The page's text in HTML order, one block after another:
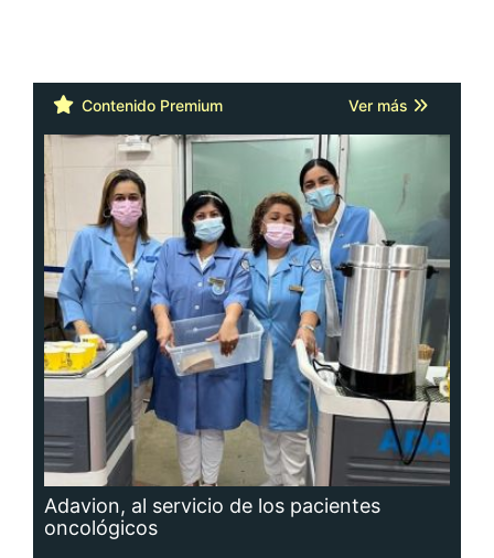
Contenido Premium Ver más
Adavion, al servicio de los pacientes
oncológicos